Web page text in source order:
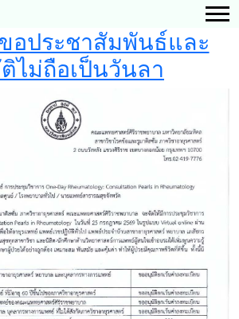
อประชาสัมพันธ์และ
ไม่ถือเป็นวันลา